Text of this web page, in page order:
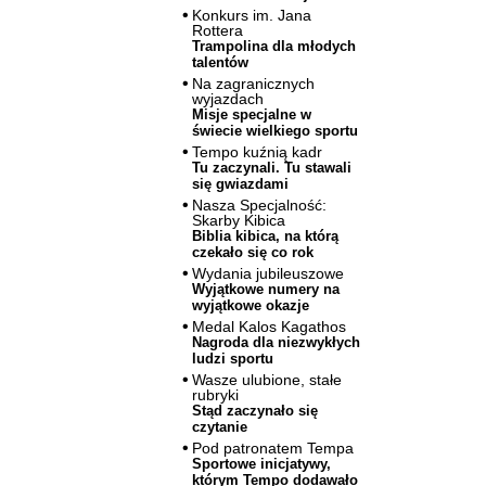
Konkurs im. Jana
Rottera
Trampolina dla młodych
talentów
Na zagranicznych
wyjazdach
Misje specjalne w
świecie wielkiego sportu
Tempo kuźnią kadr
Tu zaczynali. Tu stawali
się gwiazdami
Nasza Specjalność:
Skarby Kibica
Biblia kibica, na którą
czekało się co rok
Wydania jubileuszowe
Wyjątkowe numery na
wyjątkowe okazje
Medal Kalos Kagathos
Nagroda dla niezwykłych
ludzi sportu
Wasze ulubione, stałe
rubryki
Stąd zaczynało się
czytanie
Pod patronatem Tempa
Sportowe inicjatywy,
którym Tempo dodawało